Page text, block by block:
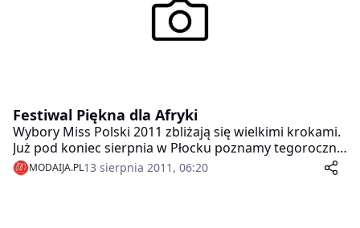
Festiwal Piękna dla Afryki
Wybory Miss Polski 2011 zbliżają się wielkimi krokami.
Już pod koniec sierpnia w Płocku poznamy tegoroczną
laureatkę konkursu, która reprezentować nas będzie
na wyborach Miss World 2011!
MODAIJA.PL13 sierpnia 2011, 06:20